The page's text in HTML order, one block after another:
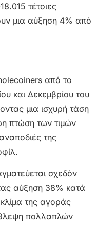
τέτοιες
μια αύξηση 4% από
από το
και Δεκεμβρίου του
μια ισχυρή τάση
πτώση των τιμών
της
σχεδόν
αύξηση 38% κατά
της αγοράς
πολλαπλών